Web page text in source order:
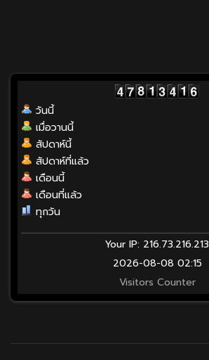
วันนี้
เมื่อวานนี้
สัปดาห์นี้
สัปดาห์ที่แล้ว
เดือนนี้
เดือนที่แล้ว
ทุกวัน
Your IP: 216.73.216.213
2026-08-08 02:15
Visitors Counter